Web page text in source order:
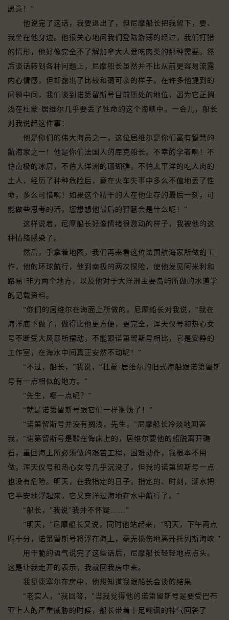
愿意！”
他说完了这话，我要退出了，但尼摩船长把我留下，要、
我坐在他身边。他很关心地问我们登陆游荡的经过，我们打猎
的情形，他好像完全不了解加拿大人爱吃肉类的那种需要。然
后谈话转到各种问题上，尼摩船长虽然并不比从前更容易流露
内心情感，但却露出了比较和蔼可亲的样子。在许多他提到的
问题中间，我们谈到诺第留斯号目前所处的地位，因为它正搁
浅在杜蒙·居维尔几乎要丢了性命的这个海峡中。一会儿，船长
对我说起这件事：
他是你们的伟大海员之一，这位居维尔是你们富有智慧的
航海家之一！他是你们法国人的库克船长。不幸的学者啊！不
怕南极的冰层，不伯大洋洲的珊瑚礁，不怕太平洋的吃人肉的
土人，经历了种种危险后，竟在火车失事中多么不值地丢了性
命，多么可惜啊！如果这个精干的人在他生存的最后一刻，可
能做些思考的活，您想想他最后的智慧会是什么呢！”
这样说着，尼摩船长好像情绪很激动的样子，我被他的这
种情绪感染了。
然后，手拿着地图，我们再来看这位法国航海家所做的工
作，他的环球航行，他到南极的两次探险，使他发见阿米利和
路易·非力两个地方，以及他对于大洋洲主要岛屿所做的水道学
的记载资料。
“你们的居维尔在海面上所做的，尼摩船长对我说，“我在
海洋底下做了，做得比他更方便，更完全，浑天仪号和热心女
号不断受大风暴所摆动，不能跟诺第留斯号相比，它是安静的
工作室，在海水中间真正安然不动呢！”
“不过，船长，”我说，“杜蒙·居维尔的旧式海船跟诺第留斯
号有一点相似的地方。”
“先生，哪一点呢？”
“就是诺第留斯号跟它们一样搁浅了！”
“诺第留斯号并没有搁浅，先生，”尼摩船长冷淡地回答
我，“诺第留斯号是歇在侮床上的，居维尔要他的船脱离开礁
石，重回海上所必须做的艰苦工程，困难动作，我根本不用
做。浑天仪号和热心女号几乎沉没了，但我的诺第留斯号一点
也没有危险。明天，在我指定的日子，指定的、时刻，潮水把
它平安地浮起来，它又穿洋过海地在水中航行了。”
“船长，”我说"我并不怀疑……”
“明天，”尼摩船长又说，同时他站起来，“明天，下午两点
四十分，诺第留斯号将浮在海上，毫无损伤地离开托列斯海峡.”
用干脆的语气说完了这些话后，尼摩船长轻轻地点点头。
这是让我走开的表示，我就回我房中来。
我见康塞尔在房中，他想知道我跟船长会谈的结果
“老实人，”我回答，"当我觉得他的诺第留斯号是要受巴布
亚上人的严重威胁的时候，船长带着十足嘲讽的神气回答了